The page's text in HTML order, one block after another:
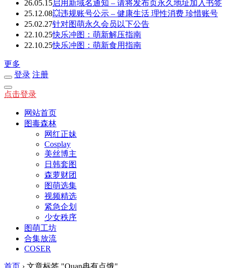
26.05.15启用新域名通知 – 请将发布页永久地址加入书签
25.12.08💥违规账号公示 – 健康生活 理性消费 珍惜账号
25.02.27针对图萌永久会员以下公告
22.10.25快乐冲图：萌新解压指南
22.10.25快乐冲图：萌新食用指南
更多
登录 注册
点击登录
网站首页
图毒森林
网红正妹
Cosplay
美丝博主
日韩套图
森萝财团
图萌选集
视频精选
紧急企划
少女秩序
图萌工坊
合集放流
COSER
首页 › 文章标签 "Quan冉有点饿"